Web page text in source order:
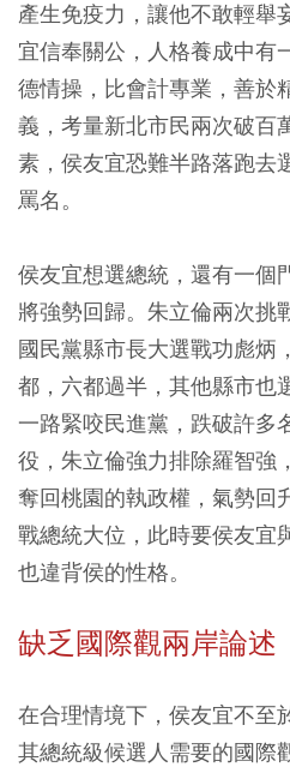
產生免疫力，讓他不敢輕舉
宜信奉關公，人格養成中有
德情操，比會計專業，善於
義，考量新北市民兩次破百
素，侯友宜恐難半路落跑去
罵名。
侯友宜想選總統，還有一個
將強勢回歸。朱立倫兩次挑
國民黨縣市長大選戰功彪炳
都，六都過半，其他縣市也
一路緊咬民進黨，跌破許多
役，朱立倫強力排除羅智強
奪回桃園的執政權，氣勢回
戰總統大位，此時要侯友宜
也違背侯的性格。
缺乏國際觀兩岸論
在合理情境下，侯友宜不至
其總統級候選人需要的國際